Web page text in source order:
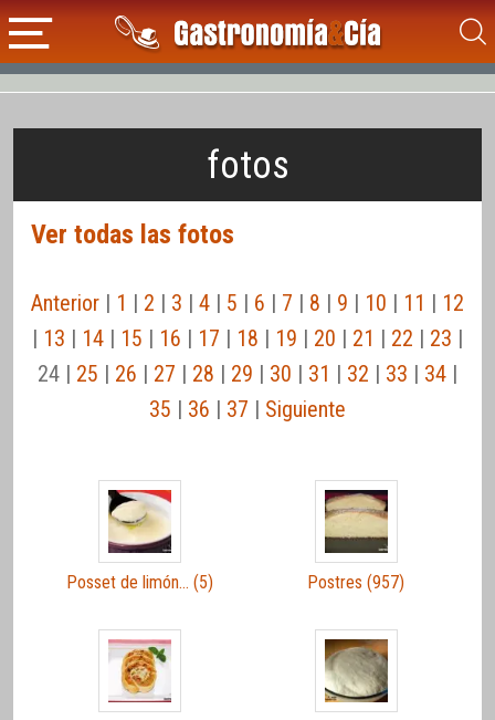
fotos
Ver todas las fotos
Anterior | 1 | 2 | 3 | 4 | 5 | 6 | 7 | 8 | 9 | 10 | 11 | 12
| 13 | 14 | 15 | 16 | 17 | 18 | 19 | 20 | 21 | 22 | 23 |
24 | 25 | 26 | 27 | 28 | 29 | 30 | 31 | 32 | 33 | 34 |
35 | 36 | 37 | Siguiente
Posset de limón… (5) Postres (957)